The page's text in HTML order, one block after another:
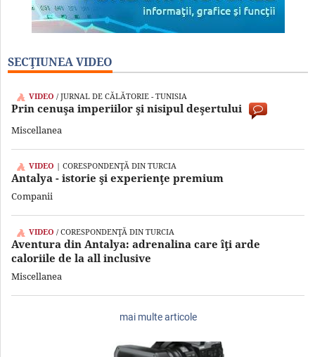
SECŢIUNEA VIDEO
VIDEO / JURNAL DE CĂLĂTORIE - TUNISIA
Prin cenuşa imperiilor şi nisipul deşertului
Miscellanea
VIDEO | CORESPONDENŢĂ DIN TURCIA
Antalya - istorie şi experienţe premium
Companii
VIDEO / CORESPONDENŢĂ DIN TURCIA
Aventura din Antalya: adrenalina care îţi arde
caloriile de la all inclusive
Miscellanea
mai multe articole